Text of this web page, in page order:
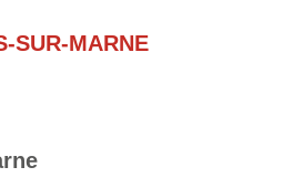
SUR-MARNE